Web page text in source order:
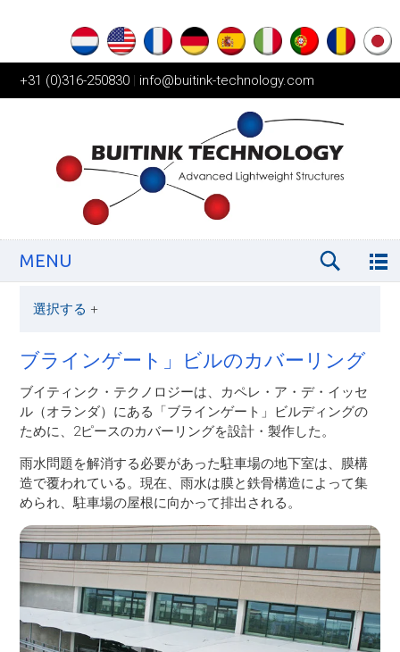
+31 (0)316-250830 | info@buitink-technology.com
MENU
選択する +
ブラインゲート」ビルのカバーリング
ブイティンク・テクノロジーは、カペレ・ア・デ・イッセ
ル（オランダ）にある「ブラインゲート」ビルディングの
ために、2ピースのカバーリングを設計・製作した。
雨水問題を解消する必要があった駐車場の地下室は、膜構
造で覆われている。現在、雨水は膜と鉄骨構造によって集
められ、駐車場の屋根に向かって排出される。